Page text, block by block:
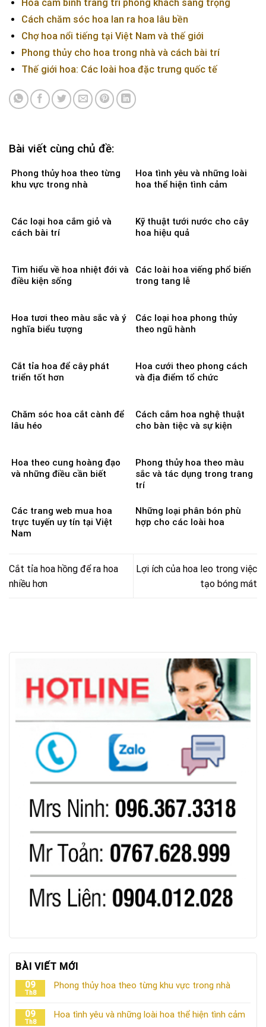
Hoa cắm bình trang trí phòng khách sang trọng
Cách chăm sóc hoa lan ra hoa lâu bền
Chợ hoa nổi tiếng tại Việt Nam và thế giới
Phong thủy cho hoa trong nhà và cách bài trí
Thế giới hoa: Các loài hoa đặc trưng quốc tế
Bài viết cùng chủ đề:
Phong thủy hoa theo từng
khu vực trong nhà
Hoa tình yêu và những loài
hoa thể hiện tình cảm
Các loại hoa cắm giỏ và
cách bài trí
Kỹ thuật tưới nước cho cây
hoa hiệu quả
Tìm hiểu về hoa nhiệt đới và
điều kiện sống
Các loài hoa viếng phổ biến
trong tang lễ
Hoa tươi theo màu sắc và ý
nghĩa biểu tượng
Các loại hoa phong thủy
theo ngũ hành
Cắt tỉa hoa để cây phát
triển tốt hơn
Hoa cưới theo phong cách
và địa điểm tổ chức
Chăm sóc hoa cắt cành để
lâu héo
Cách cắm hoa nghệ thuật
cho bàn tiệc và sự kiện
Hoa theo cung hoàng đạo
và những điều cần biết
Phong thủy hoa theo màu
sắc và tác dụng trong trang
trí
Các trang web mua hoa
trực tuyến uy tín tại Việt
Nam
Những loại phân bón phù
hợp cho các loài hoa
Cắt tỉa hoa hồng để ra hoa
nhiều hơn
Lợi ích của hoa leo trong việc
tạo bóng mát
BÀI VIẾT MỚI
09
Th8
Phong thủy hoa theo từng khu vực trong nhà
09
Th8
Hoa tình yêu và những loài hoa thể hiện tình cảm